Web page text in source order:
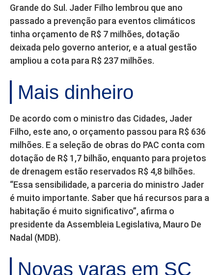
Grande do Sul. Jader Filho lembrou que ano
passado a prevenção para eventos climáticos
tinha orçamento de R$ 7 milhões, dotação
deixada pelo governo anterior, e a atual gestão
ampliou a cota para R$ 237 milhões.
Mais dinheiro
De acordo com o ministro das Cidades, Jader
Filho, este ano, o orçamento passou para R$ 636
milhões. E a seleção de obras do PAC conta com
dotação de R$ 1,7 bilhão, enquanto para projetos
de drenagem estão reservados R$ 4,8 bilhões.
“Essa sensibilidade, a parceria do ministro Jader
é muito importante. Saber que há recursos para a
habitação é muito significativo”, afirma o
presidente da Assembleia Legislativa, Mauro De
Nadal (MDB).
Novas varas em SC